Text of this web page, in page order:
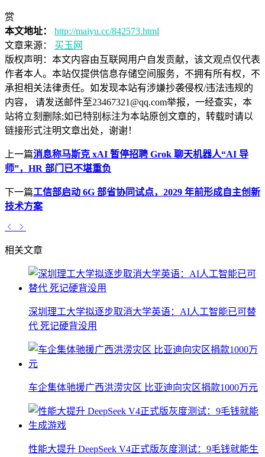
赏
本文地址：
http://maiyu.cc/842573.html
文章来源：
买玉网
版权声明： 本文内容由互联网用户自发贡献，该文观点仅代表
作者本人。本站仅提供信息存储空间服务，不拥有所有权，不
承担相关法律责任。如发现本站有涉嫌抄袭侵权/违法违规的
内容， 请发送邮件至23467321@qq.com举报，一经查实，本
站将立刻删除;如已特别标注为本站原创文章的，转载时请以
链接形式注明文章出处，谢谢！
上一篇消息称马斯克 xAI 暂停招聘 Grok 聊天机器人“AI 导
师”，HR 部门已不堪重负
下一篇工信部启动 6G 部省协同试点，2029 年前形成自主创新
技术方案
相关文章
深圳理工大学拟逐步取消大学英语：AI人工智能已可替
代 死记硬背没用
车企集体驰援广西洪涝灾区 比亚迪向灾区捐款1000万元
性能大提升 DeepSeek V4正式版灰度测试：9毛钱就能生